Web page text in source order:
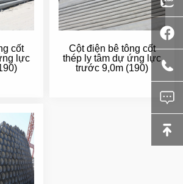
cốt
lực
Cột điện bê tông cốt
thép ly tâm dự ứng lực
trước 9,0m (190)